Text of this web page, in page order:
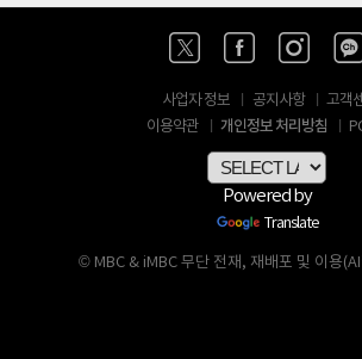
사업자 정보 공지사항
고객
이용약관
개인정보 처리방침
Powered by
Translate
© MBC & iMBC 무단 전재, 재배포 및 이용(AI